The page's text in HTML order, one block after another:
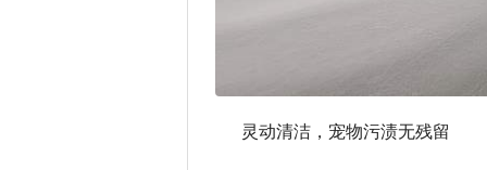
灵动清洁，宠物污渍无残留